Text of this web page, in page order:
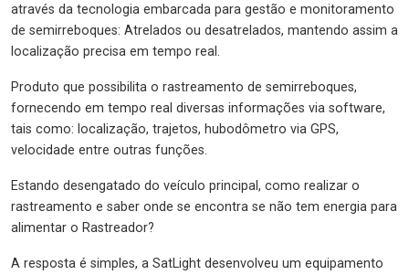
através da tecnologia embarcada para gestão e monitoramento
de semirreboques: Atrelados ou desatrelados, mantendo assim a
localização precisa em tempo real.
Produto que possibilita o rastreamento de semirreboques,
fornecendo em tempo real diversas informações via software,
tais como: localização, trajetos, hubodômetro via GPS,
velocidade entre outras funções.
Estando desengatado do veículo principal, como realizar o
rastreamento e saber onde se encontra se não tem energia para
alimentar o Rastreador?
A resposta é simples, a SatLight desenvolveu um equipamento